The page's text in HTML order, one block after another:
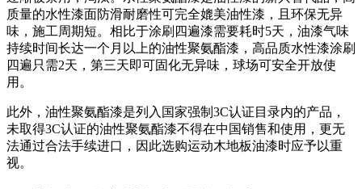
质量的水性漆面防滑耐磨性可完全媲美油性漆，且环保无异
味，施工周期短。相比于涂刷四遍漆需要耗时5天，油漆气味
持续时间长达一个月以上的油性聚氨酯漆，高品质水性漆涂刷
四遍只需2天，第三天即可固化无异味，球场可安全开放使
用。
此外，油性聚氨酯漆是列入国家强制3C认证目录内的产品，
未取得3C认证的油性聚氨酯漆不得在中国销售和使用，更无
法通过合法手续进口，因此选购运动木地板油漆时应予以重
视。